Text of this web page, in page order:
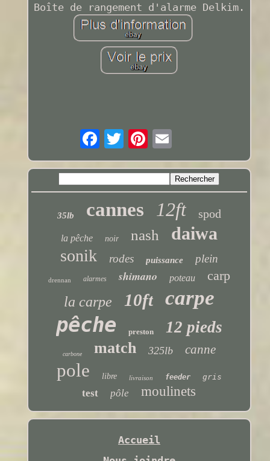
Boîte de rangement d'alarme Delkim.
35lb cannes 12ft spod
la pêche noir nash daiwa
sonik rodes puissance plein
drennan alarmes shimano poteau carp
la carpe 10ft carpe
pêche preston 12 pieds
carbone match 325lb canne
pole libre livraison feeder gris
test pôle moulinets
Accueil